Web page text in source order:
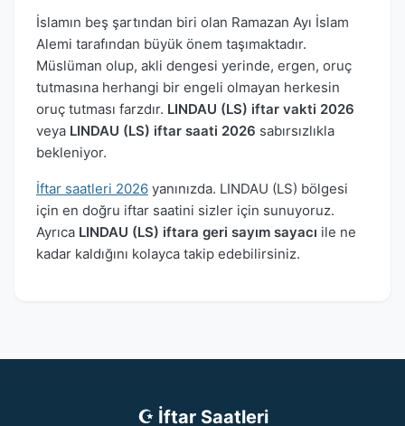
İslamın beş şartından biri olan Ramazan Ayı İslam
Alemi tarafından büyük önem taşımaktadır.
Müslüman olup, akli dengesi yerinde, ergen, oruç
tutmasına herhangi bir engeli olmayan herkesin
oruç tutması farzdır. LINDAU (LS) iftar vakti 2026
veya LINDAU (LS) iftar saati 2026 sabırsızlıkla
bekleniyor.
İftar saatleri 2026 yanınızda. LINDAU (LS) bölgesi
için en doğru iftar saatini sizler için sunuyoruz.
Ayrıca LINDAU (LS) iftara geri sayım sayacı ile ne
kadar kaldığını kolayca takip edebilirsiniz.
☪ İftar Saatleri